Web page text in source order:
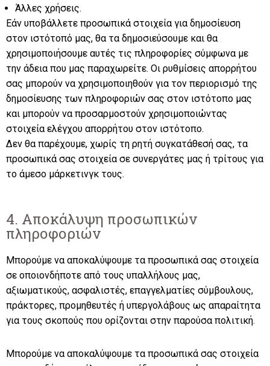
Άλλες χρήσεις.
Εάν υποβάλλετε προσωπικά στοιχεία για δημοσίευση
στον ιστότοπό μας, θα τα δημοσιεύσουμε και θα
χρησιμοποιήσουμε αυτές τις πληροφορίες σύμφωνα με
την άδεια που μας παραχωρείτε. Οι ρυθμίσεις απορρήτου
σας μπορούν να χρησιμοποιηθούν για τον περιορισμό της
δημοσίευσης των πληροφοριών σας στον ιστότοπο μας
και μπορούν να προσαρμοστούν χρησιμοποιώντας
στοιχεία ελέγχου απορρήτου στον ιστότοπο.
Δεν θα παρέχουμε, χωρίς τη ρητή συγκατάθεσή σας, τα
προσωπικά σας στοιχεία σε συνεργάτες μας ή τρίτους για
το άμεσο μάρκετινγκ τους.
4. Αποκάλυψη προσωπικών
πληροφοριών
Μπορούμε να αποκαλύψουμε τα προσωπικά σας στοιχεία
σε οποιονδήποτε από τους υπαλλήλους μας,
αξιωματικούς, ασφαλιστές, επαγγελματίες σύμβουλους,
πράκτορες, προμηθευτές ή υπεργολάβους ως απαραίτητα
για τους σκοπούς που ορίζονται στην παρούσα πολιτική.
Μπορούμε να αποκαλύψουμε τα προσωπικά σας στοιχεία